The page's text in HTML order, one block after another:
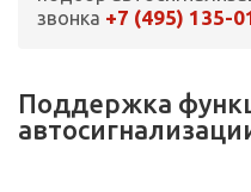
звонка +7 (495) 135-
Поддержка